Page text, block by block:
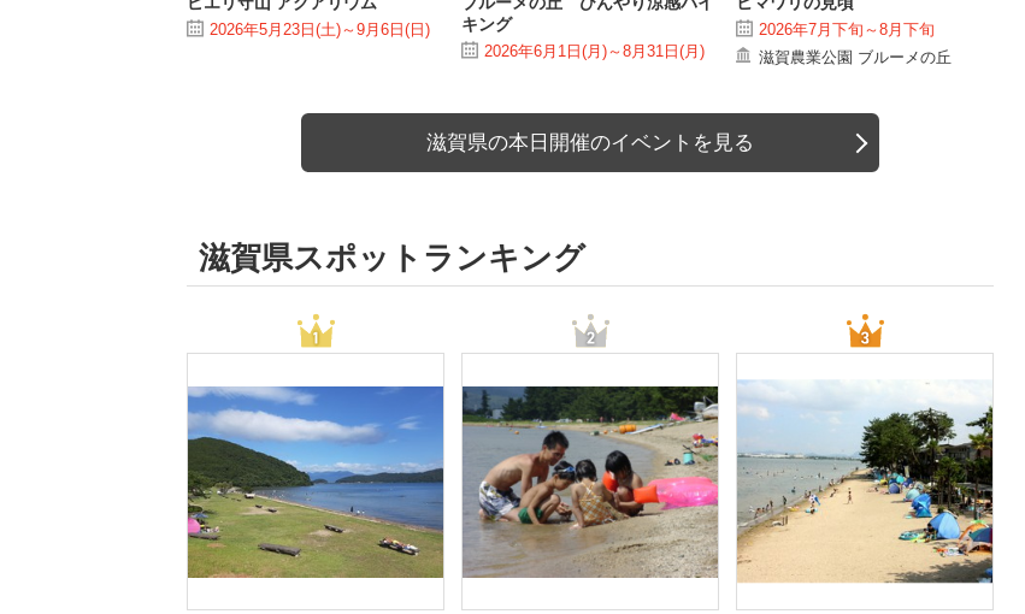
2026年5月23日(土)～9月6日(日)
キング
2026年6月1日(月)～8月31日(月)
2026年7月下旬～8月下旬
滋賀農業公園 ブルーメの丘
滋賀県の本日開催のイベントを見る
滋賀県スポットランキング